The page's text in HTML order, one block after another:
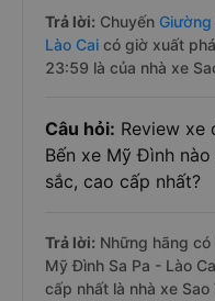
Trả lời: Chuyến
Lào Cai có giờ xuất
23:59 là của nhà xe
Câu hỏi: Review xe
Bến xe Mỹ Đình
sắc, cao cấp nhất?
Trả lời: Những hãng
Mỹ Đình Sa Pa - Lào
cấp nhất là nhà xe